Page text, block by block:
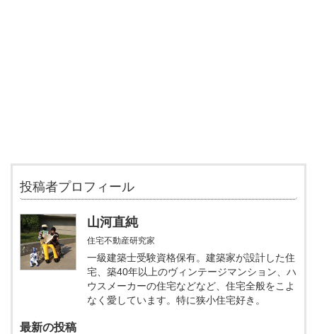
投稿者プロフィール
山河直純
住宅不動産研究家
一級建築士受験資格保有。建築家が設計した住
宅、築40年以上のヴィンテージマンション、ハ
ウスメーカーの住宅などなど、住宅全般をこよ
なく愛しています。特に狭小住宅好き。
最新の投稿